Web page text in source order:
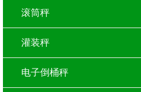
滚筒秤
灌装秤
电子倒桶秤